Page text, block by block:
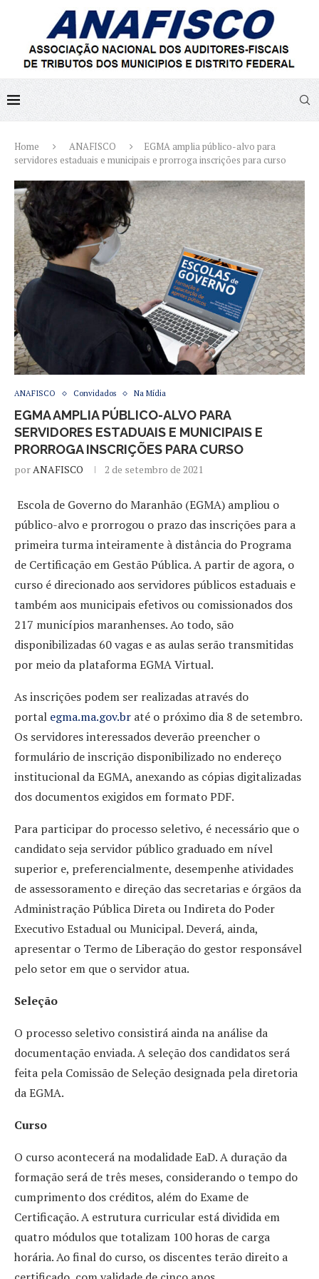
Home ANAFISCO
EGMA amplia público-alvo para
servidores estaduais e municipais e prorroga inscrições para curso
ANAFISCO Convidados Na Mídia
EGMA AMPLIA PÚBLICO-ALVO PARA
SERVIDORES ESTADUAIS E MUNICIPAIS E
PRORROGA INSCRIÇÕES PARA CURSO
porANAFISCO 2 de setembro de 2021
Escola de Governo do Maranhão (EGMA) ampliou o
público-alvo e prorrogou o prazo das inscrições para a
primeira turma inteiramente à distância do Programa
de Certificação em Gestão Pública. A partir de agora, o
curso é direcionado aos servidores públicos estaduais e
também aos municipais efetivos ou comissionados dos
217 municípios maranhenses. Ao todo, são
disponibilizadas 60 vagas e as aulas serão transmitidas
por meio da plataforma EGMA Virtual.
As inscrições podem ser realizadas através do
portal egma.ma.gov.br até o próximo dia 8 de setembro.
Os servidores interessados deverão preencher o
formulário de inscrição disponibilizado no endereço
institucional da EGMA, anexando as cópias digitalizadas
dos documentos exigidos em formato PDF.
Para participar do processo seletivo, é necessário que o
candidato seja servidor público graduado em nível
superior e, preferencialmente, desempenhe atividades
de assessoramento e direção das secretarias e órgãos da
Administração Pública Direta ou Indireta do Poder
Executivo Estadual ou Municipal. Deverá, ainda,
apresentar o Termo de Liberação do gestor responsável
pelo setor em que o servidor atua.
Seleção
O processo seletivo consistirá ainda na análise da
documentação enviada. A seleção dos candidatos será
feita pela Comissão de Seleção designada pela diretoria
da EGMA.
Curso
O curso acontecerá na modalidade EaD. A duração da
formação será de três meses, considerando o tempo do
cumprimento dos créditos, além do Exame de
Certificação. A estrutura curricular está dividida em
quatro módulos que totalizam 100 horas de carga
horária. Ao final do curso, os discentes terão direito a